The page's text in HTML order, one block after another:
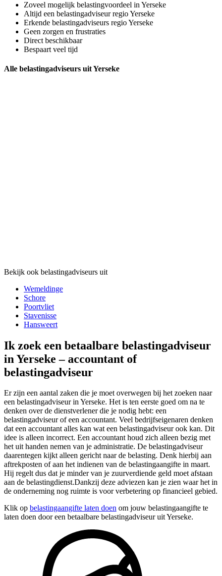
Zoveel mogelijk belastingvoordeel in Yerseke
Altijd een belastingadviseur regio Yerseke
Erkende belastingadviseurs regio Yerseke
Geen zorgen en frustraties
Direct beschikbaar
Bespaart veel tijd
Alle belastingadviseurs uit Yerseke
Bekijk ook belastingadviseurs uit
Wemeldinge
Schore
Poortvliet
Stavenisse
Hansweert
Ik zoek een betaalbare belastingadviseur
in Yerseke – accountant of
belastingadviseur
Er zijn een aantal zaken die je moet overwegen bij het zoeken naar
een belastingadviseur in Yerseke. Het is ten eerste goed om na te
denken over de dienstverlener die je nodig hebt: een
belastingadviseur of een accountant. Veel bedrijfseigenaren denken
dat een accountant alles kan wat een belastingadviseur ook kan. Dit
idee is alleen incorrect. Een accountant houd zich alleen bezig met
het uit handen nemen van je administratie. De belastingadviseur
daarentegen kijkt alleen gericht naar de belasting. Denk hierbij aan
aftrekposten of aan het indienen van de belastingaangifte in maart.
Hij regelt dus dat je minder van je zuurverdiende geld moet afstaan
aan de belastingdienst.Dankzij deze adviezen kan je zien waar het in
de onderneming nog ruimte is voor verbetering op financieel gebied.
Klik op belastingaangifte laten doen om jouw belastingaangifte te
laten doen door een betaalbare belastingadviseur uit Yerseke.